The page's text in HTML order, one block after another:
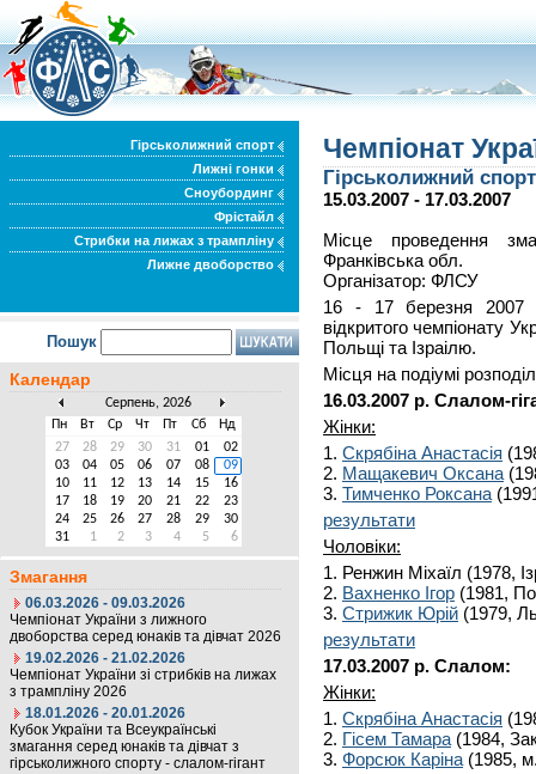
Гірськолижний спорт
Лижні гонки
Сноубординг
Фрістайл
Стрибки на лижах з трампліну
Лижне двоборство
Пошук
Календар
Серпень, 2026
Пн
Вт Ср Чт Пт Сб
Нд
27
28 29 30 31 01
02
03
04 05 06 07 08
09
10
11 12 13 14 15
16
17
18 19 20 21 22
23
24
25 26 27 28 29
30
31
1 2 3 4 5 6
Змагання
06.03.2026 - 09.03.2026
Чемпіонат України з лижного
двоборства серед юнаків та дівчат 2026
19.02.2026 - 21.02.2026
Чемпіонат України зі стрибків на лижах
з трампліну 2026
18.01.2026 - 20.01.2026
Кубок України та Всеукраїнські
змагання серед юнаків та дівчат з
гірськолижного спорту - слалом-гігант
Чемпіонат
Гірськолижний спорт
15.03.2007 - 17.03.2007
Місце проведення
Франківська обл.
Організатор: ФЛСУ
16 - 17 березня 2007
відкритого чемпіонату
Польщі та Ізраілю.
Місця на подіумі
16.03.2007 р. Слалом-
Жінки:
1. Скрябіна Анастасія
2. Мащакевич Оксана
3. Тимченко Роксана
результати
Чоловіки:
1. Ренжин Міхаїл (1978,
2. Вахненко Ігор (1981,
3. Стрижик Юрій (1979,
результати
17.03.2007 р. Слалом:
Жінки:
1. Скрябіна Анастасія
2. Гісем Тамара (1984,
3. Форсюк Каріна (1985,